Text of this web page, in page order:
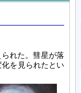
れた。彗星が落
を見られたとい